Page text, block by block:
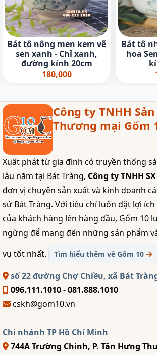
Bát tô nông men kem vẽ
sen xanh - Chỉ xanh,
đường kính 20cm
180,000
Bát tô
hoa
Công ty TNHH
Thương mại Gốm
Xuất phát từ gia đình có truyền thống
lâu năm tại Bát Tràng, Công ty TNHH
đơn vị chuyên sản xuất và kinh doanh
sứ Bát Tràng. Với tiêu chí luôn đặt lợi
của khách hàng lên hàng đầu, Gốm 10
ngừng để mang đến những sản phẩm
vụ tốt nhất.
Tìm hiểu thêm về Gốm 10
số 22 đường Chợ Chiều, xã Bát
096.111.1010 - 081.888.1010
cskh@gom10.vn
Chi nhánh TP Hồ Chí Minh
744A Trường Chinh, P. Tân Hưng